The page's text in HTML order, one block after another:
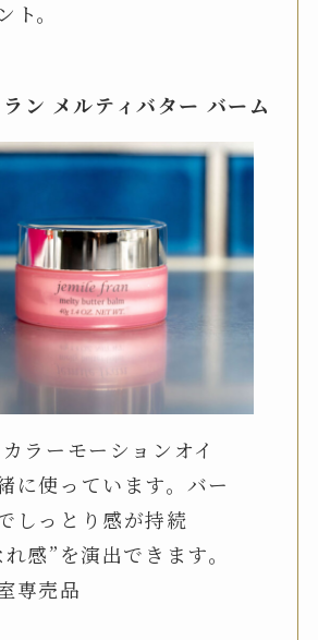
ト。
ン メルティバター バーム
ラーモーションオイ
に使っています。バー
しっとり感が持続
感”を演出できます。
専売品